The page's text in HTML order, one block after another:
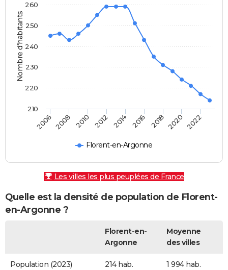
Nombre d'habitants
Florent-en-Argonne
2006 2008 2010 2012 2014 2016 2018 2020 2022
210
220
230
240
250
260
Les villes les plus peuplées de France
Quelle est la densité de population de Florent-
en-Argonne ?
Florent-en-
Argonne
Moyenne
des villes
Population (2023) 214 hab. 1 994 hab.